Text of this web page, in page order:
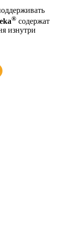
® содержат
изнутри